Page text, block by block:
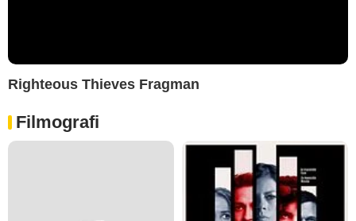
Righteous Thieves Fragman
Filmografi